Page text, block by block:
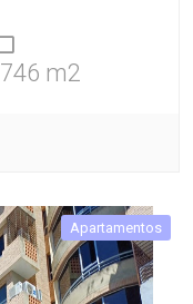
746 m2
Apartamentos